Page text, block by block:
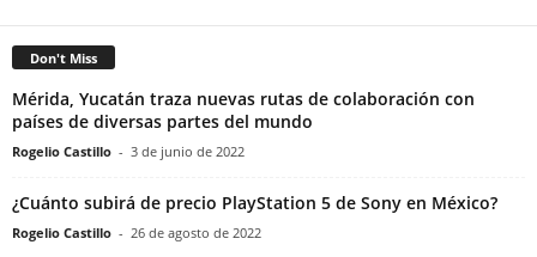
Don't Miss
Mérida, Yucatán traza nuevas rutas de colaboración con
países de diversas partes del mundo
Rogelio Castillo - 3 de junio de 2022
¿Cuánto subirá de precio PlayStation 5 de Sony en México?
Rogelio Castillo - 26 de agosto de 2022